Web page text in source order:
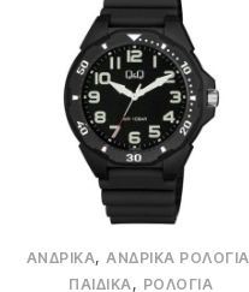
ΑΝΔΡΙΚΆ, ΑΝΔΡΙΚΆ ΡΟΛΌΓΙΑ
ΠΑΙΔΙΚΆ , ΡΟΛΌΓΙΑ